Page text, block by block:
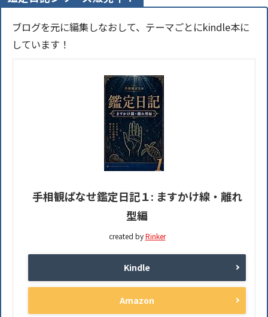
ブログを元に編集しなおして、テーマごとにkindle本に
しています！
手相観ぱなせ鑑定日記１: ますかけ線・離れ
型編
created byRinker
Kindle
Amazon